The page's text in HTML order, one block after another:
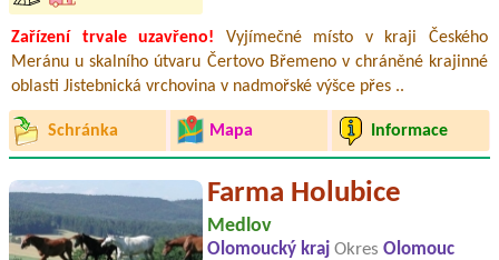
Zařízení trvale uzavřeno! Vyjímečné místo v kraji Českého
Meránu u skalního útvaru Čertovo Břemeno v chráněné krajinné
oblasti Jistebnická vrchovina v nadmořské výšce přes ..
Schránka Mapa Informace
Farma Holubice
Medlov
Olomoucký kraj Okres Olomouc